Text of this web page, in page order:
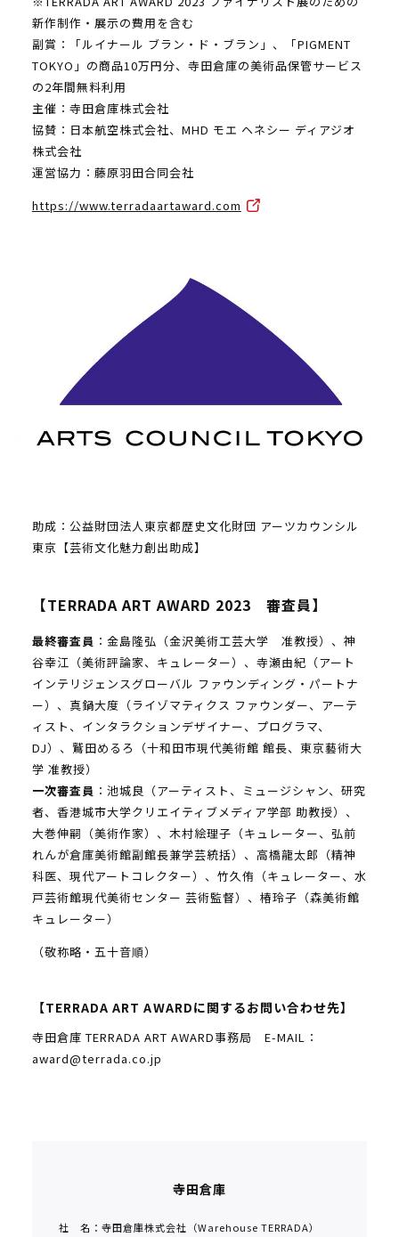
新作制作・展示の費用を含む
副賞：「ルイナール ブラン・ド・ブラン」、「PIGMENT
TOKYO」の商品10万円分、寺田倉庫の美術品保管サービス
の2年間無料利用
主催：寺田倉庫株式会社
協賛：日本航空株式会社、MHD モエ ヘネシー ディアジオ
株式会社
運営協力：藤原羽田合同会社
https://www.terradaartaward.com
助成：公益財団法人東京都歴史文化財団 アーツカウンシル
東京【芸術文化魅力創出助成】
【TERRADA ART AWARD 2023 審査員】
最終審査員 ：金島隆弘（金沢美術工芸大学 准教授）、神
谷幸江（美術評論家、キュレーター）、寺瀬由紀（アート
インテリジェンスグローバル ファウンディング・パートナ
ー）、真鍋大度（ライゾマティクス ファウンダー、アーテ
ィスト、インタラクションデザイナー、プログラマ、
DJ）、鷲田めるろ（十和田市現代美術館 館長、東京藝術大
学 准教授）
一次審査員 ：池城良（アーティスト、ミュージシャン、研究
者、香港城市大学クリエイティブメディア学部 助教授）、
大巻伸嗣（美術作家）、木村絵理子（キュレーター、弘前
れんが倉庫美術館副館長兼学芸統括）、高橋龍太郎（精神
科医、現代アートコレクター）、竹久侑（キュレーター、水
戸芸術館現代美術センター 芸術監督）、椿玲子（森美術館
キュレーター）
（敬称略・五十音順）
【TERRADA ART AWARDに関するお問い合わせ先】
寺田倉庫 TERRADA ART AWARD事務局 E-MAIL：
award@terrada.co.jp
寺田倉庫
社 名：寺田倉庫株式会社（Warehouse TERRADA）